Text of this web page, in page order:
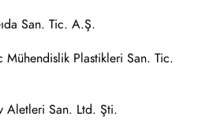
San. Tic. A.Ş.
Mühendislik Plastikleri San. Tic.
Aletleri San. Ltd. Şti.